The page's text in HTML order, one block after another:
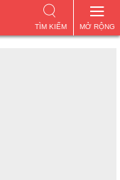
MỞ RỘNG
TÌM KIẾM